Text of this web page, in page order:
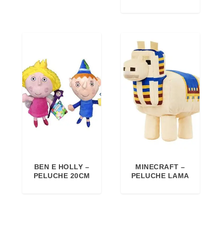
BEN E HOLLY –
PELUCHE 20CM
MINECRAFT –
PELUCHE LAMA